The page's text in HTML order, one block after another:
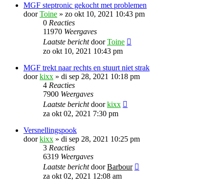
MGF steptronic gekocht met problemen
doorToine » zo okt 10, 2021 10:43 pm
0 Reacties
11970 Weergaves
Laatste berichtdoorToine
zo okt 10, 2021 10:43 pm
MGF trekt naar rechts en stuurt niet strak
doorkixx » di sep 28, 2021 10:18 pm
4 Reacties
7900 Weergaves
Laatste berichtdoorkixx
za okt 02, 2021 7:30 pm
Versnellingspook
doorkixx » di sep 28, 2021 10:25 pm
3 Reacties
6319 Weergaves
Laatste berichtdoorBarbour
za okt 02, 2021 12:08 am